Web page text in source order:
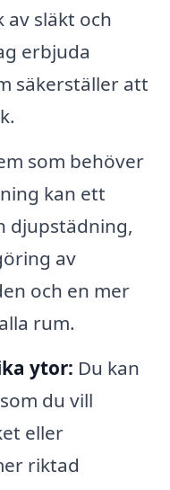
av släkt och
erbjuda
säkerställer att
som behöver
kan ett
djupstädning,
av
och en mer
rum.
ytor: Du kan
du vill
eller
riktad